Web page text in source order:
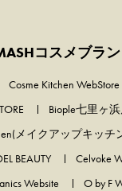
コスメブラ
Cosme Kitchen WebStore
Biople七里ヶ浜
メイクアップキッチン
BEAUTY
Celvoke
Website
O by F